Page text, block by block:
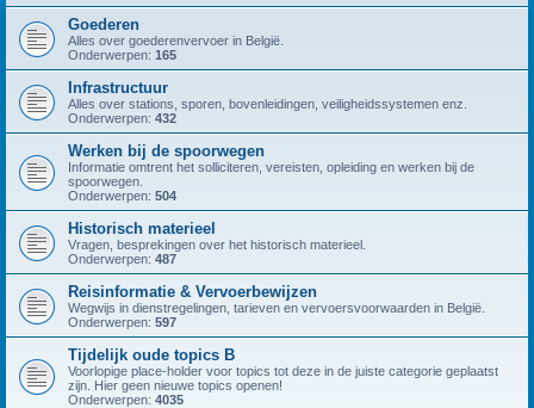
Goederen
Alles over goederenvervoer in België.
Onderwerpen: 165
Infrastructuur
Alles over stations, sporen, bovenleidingen, veiligheidssystemen enz.
Onderwerpen: 432
Werken bij de spoorwegen
Informatie omtrent het solliciteren, vereisten, opleiding en werken bij de
spoorwegen.
Onderwerpen: 504
Historisch materieel
Vragen, besprekingen over het historisch materieel.
Onderwerpen: 487
Reisinformatie & Vervoerbewijzen
Wegwijs in dienstregelingen, tarieven en vervoersvoorwaarden in België.
Onderwerpen: 597
Tijdelijk oude topics B
Voorlopige place-holder voor topics tot deze in de juiste categorie geplaatst
zijn. Hier geen nieuwe topics openen!
Onderwerpen: 4035